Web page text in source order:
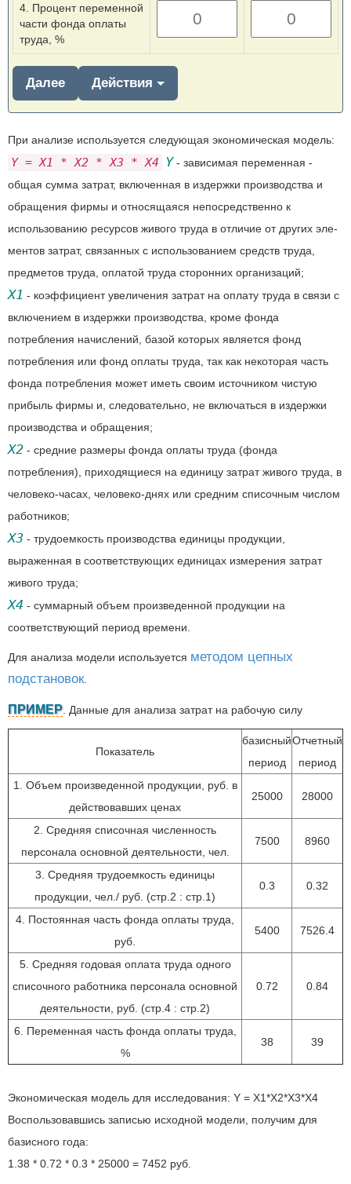
4. Процент переменной
части фонда оплаты
труда, %
Далее Действия
При анализе используется следующая экономическая модель:
Y = X1 * X2 * X3 * X4 Y- зависимая переменная -
общая сумма затрат, включенная в издержки производства и
обращения фирмы и относящаяся непосредственно к
использованию ресурсов живого труда в отличие от других эле-
ментов затрат, связанных с использованием средств труда,
предметов труда, оплатой труда сторонних организаций;
X1 - коэффициент увеличения затрат на оплату труда в связи с
включением в издержки производства, кроме фонда
потребления начислений, базой которых является фонд
потребления или фонд оплаты труда, так как некоторая часть
фонда потребления может иметь своим источником чистую
прибыль фирмы и, следовательно, не включаться в издержки
производства и обращения;
Х2 - средние размеры фонда оплаты труда (фонда
потребления), приходящиеся на единицу затрат живого труда, в
человеко-часах, человеко-днях или средним списочным числом
работников;
ХЗ - трудоемкость производства единицы продукции,
выраженная в соответствующих единицах измерения затрат
живого труда;
Х4 - суммарный объем произведенной продукции на
соответствующий период времени.
Для анализа модели используется методом цепных
подстановок.
ПРИМЕР. Данные для анализа затрат на рабочую силу
Показатель
базисный
период
Отчетный
период
1. Объем произведенной продукции, руб. в
действовавших ценах
25000 28000
2. Средняя списочная численность
персонала основной деятельности, чел.
7500 8960
3. Средняя трудоемкость единицы
продукции, чел./ руб. (стр.2 : стр.1)
0.3 0.32
4. Постоянная часть фонда оплаты труда,
руб.
5400 7526.4
5. Средняя годовая оплата труда одного
списочного работника персонала основной
деятельности, руб. (стр.4 : стр.2)
0.72 0.84
6. Переменная часть фонда оплаты труда,
%
38 39
Экономическая модель для исследования: Y = X1*X2*X3*X4
Воспользовавшись записью исходной модели, получим для
базисного года:
1.38 * 0.72 * 0.3 * 25000 = 7452 руб.